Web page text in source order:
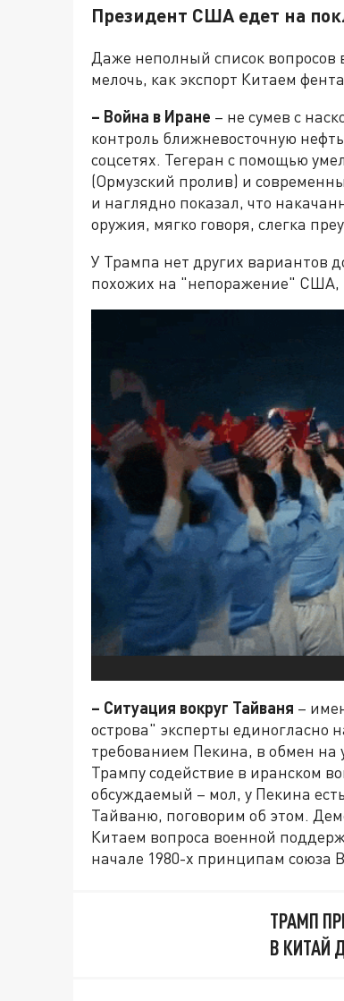
Президент США едет на
Даже неполный список вопросов
мелочь, как экспорт Китаем
– Война в Иране – не сумев с
контроль ближневосточную
соцсетях. Тегеран с помощью
(Ормузский пролив) и
и наглядно показал, что
оружия, мягко говоря, слегка
У Трампа нет других вариантов
похожих на "непоражение" США,
– Ситуация вокруг Тайваня –
острова" эксперты
требованием Пекина, в обмен на
Трампу содействие в иранском
обсуждаемый – мол, у Пекина
Тайваню, поговорим об этом.
Китаем вопроса военной
начале 1980-х принципам союза
ТРАМП
В КИТАЙ